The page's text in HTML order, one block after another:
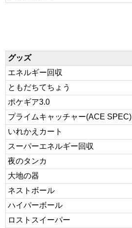
グッズ
エネルギー回収
ともだちてちょう
ポケギア3.0
プライムキャッチャー(ACE SPEC)
いれかえカート
スーパーエネルギー回収
夜のタンカ
大地の器
ネストボール
ハイパーボール
ロストスイーパー